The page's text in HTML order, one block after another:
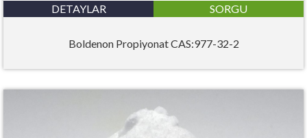
DETAYLAR SORGU
Boldenon Propiyonat CAS:977-32-2